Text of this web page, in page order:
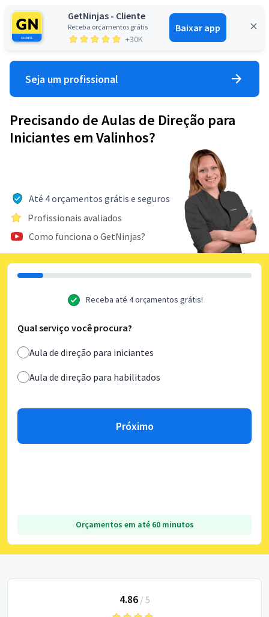
GetNinjas - Cliente
Receba orçamentos grátis
+30K
Baixar app
Entrar
Seja um profissional
Precisando de Aulas de Direção para
Iniciantes em Valinhos?
Até 4 orçamentos grátis e seguros
Profissionais avaliados
Como funciona o GetNinjas?
Receba até 4 orçamentos grátis!
Qual serviço você procura?
Aula de direção para iniciantes
Aula de direção para habilitados
Próximo
Orçamentos em até 60 minutos
4.86/ 5